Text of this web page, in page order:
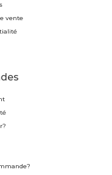
vente